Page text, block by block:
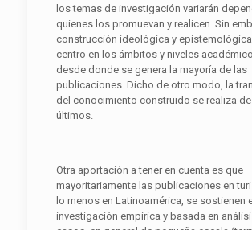
los temas de investigación variarán
quienes los promuevan y realicen. Sin
construcción ideológica y
centro en los ámbitos y niveles
desde donde se genera la mayoría de las
publicaciones. Dicho de otro modo, la
del conocimiento construido se realiza
últimos.
Otra aportación a tener en cuenta es que
mayoritariamente las publicaciones en
lo menos en Latinoamérica, se sostienen
investigación empírica y basada en